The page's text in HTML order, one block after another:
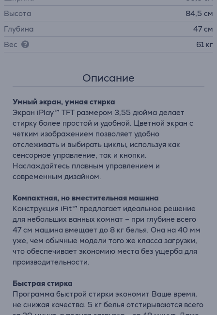
Высота
84,5 см
Глубина
47 см
Вес
61 кг
Описание
Умный экран, умная стирка
Экран iPlay™ TFT размером 3,55 дюйма делает
стирку более простой и удобной. Цветной экран с
четким изображением позволяет удобно
отслеживать и выбирать циклы, используя как
сенсорное управление, так и кнопки.
Наслаждайтесь плавным управлением и
современным дизайном.
Компактная, но вместительная машина
Конструкция iFit™ предлагает идеальное решение
для небольших ванных комнат – при глубине всего
47 см машина вмещает до 8 кг белья. Она на 40 мм
уже, чем обычные модели того же класса загрузки,
что обеспечивает экономию места без ущерба для
производительности.
Быстрая стирка
Программа быстрой стирки экономит Ваше время,
не снижая качества. 5 кг белья отстирываются всего